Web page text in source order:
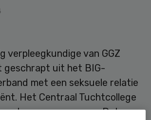
verpleegkundige van GGZ
geschrapt uit het BIG-
met een seksuele relatie
Het Centraal Tuchtcollege
beroep verworpen. Dat